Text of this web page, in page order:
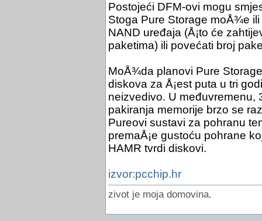
Postojeći DFM-ovi mogu
Stoga Pure Storage moÅ¾e
NAND uređaja (Å¡to će
paketima) ili povećati broj
MoÅ¾da planovi Pure
diskova za Å¡est puta u tri
neizvedivo. U međuvremenu,
pakiranja memorije brzo se
Pureovi sustavi za pohranu
premaÅ¡e gustoću pohrane
HAMR tvrdi diskovi.
izvor:pcchip.hr
zivot je moja domovina.